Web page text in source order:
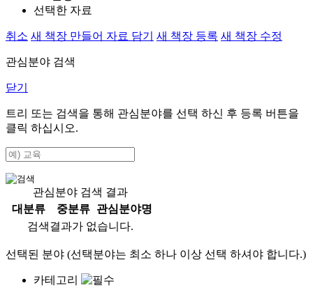
선택한 자료
취소 새 책장 만들어 자료 담기 새 책장 등록 새 책장 수정
관심분야 검색
닫기
트리 또는 검색을 통해 관심분야를 선택 하신 후 등록 버튼을
클릭 하십시오.
관심분야 검색 결과
대분류
중분류
관심분야명
검색결과가 없습니다.
선택된 분야 (선택분야는 최소 하나 이상 선택 하셔야 합니다.)
카테고리